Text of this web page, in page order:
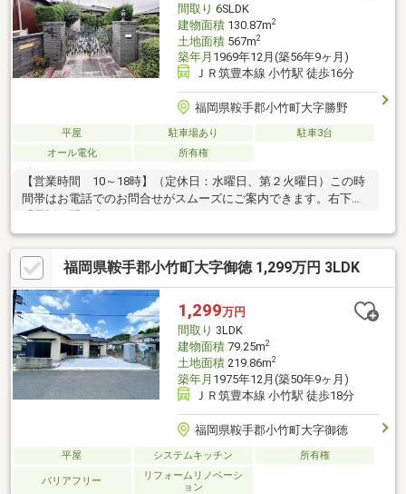
間取り 6SLDK
建物面積130.87m2
土地面積567m2
築年月 1969年12月(築56年9ヶ月)
ＪＲ筑豊本線 小竹駅 徒歩16分
福岡県鞍手郡小竹町大字勝野
平屋 駐車場あり
駐車3台
オール電化
所有権
【営業時間 10～18時】（定休日：水曜日、第２火曜日）この時
間帯はお電話でのお問合せがスムーズにご案内できます。右下の
福岡県鞍手郡小竹町大字御徳 1,299万円 3LDK
1,299万円
間取り 3LDK
建物面積79.25m2
土地面積219.86m2
築年月 1975年12月(築50年9ヶ月)
ＪＲ筑豊本線 小竹駅 徒歩18分
福岡県鞍手郡小竹町大字御徳
平屋 システムキッチン 所有権
バリアフリー
リフォームリノベーシ
ョン